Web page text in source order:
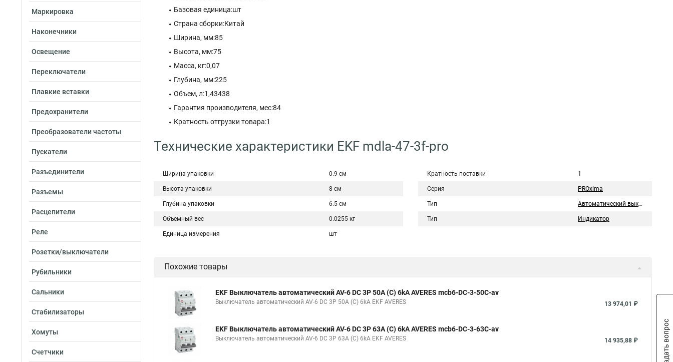
Маркировка
Наконечники
Освещение
Переключатели
Плавкие вставки
Предохранители
Преобразователи частоты
Пускатели
Разъединители
Разъемы
Расцепители
Реле
Розетки/выключатели
Рубильники
Сальники
Стабилизаторы
Хомуты
Счетчики
Базовая единица:шт
Страна сборки:Китай
Ширина, мм:85
Высота, мм:75
Масса, кг:0,07
Глубина, мм:225
Объем, л:1,43438
Гарантия производителя, мес:84
Кратность отгрузки товара:1
Технические характеристики EKF mdla-47-3f-pro
Ширина упаковки 0.9 см
Высота упаковки 8 см
Глубина упаковки 6.5 см
Объемный вес 0.0255 кг
Единица измерения шт
Кратность поставки 1
Серия PROxima
Тип Автоматический выключатель
Тип Индикатор
Похожие товары
EKF Выключатель автоматический AV-6 DC 3P 50A (C) 6kA AVERES mcb6-DC-3-50C-av
Выключатель автоматический AV-6 DC 3P 50A (C) 6kA EKF AVERES 13 974,01 ₽
EKF Выключатель автоматический AV-6 DC 3P 63A (C) 6kA AVERES mcb6-DC-3-63C-av
Выключатель автоматический AV-6 DC 3P 63A (C) 6kA EKF AVERES 14 935,88 ₽ Задать вопрос